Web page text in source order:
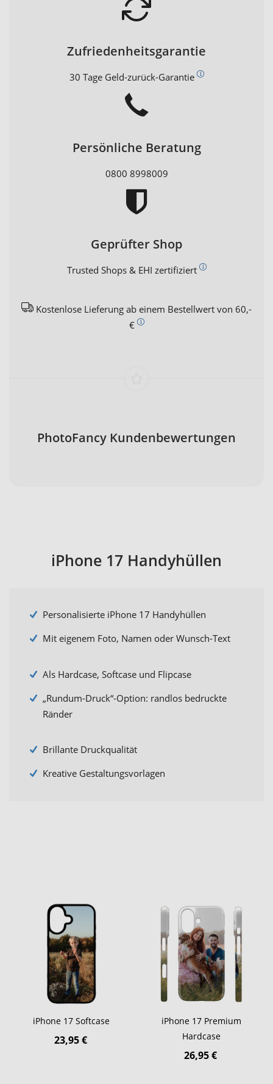
Zufriedenheitsgarantie
30 Tage Geld-zurück-Garantie
Persönliche Beratung
0800 8998009
Geprüfter Shop
Trusted Shops & EHI zertifiziert
Kostenlose Lieferung ab einem Bestellwert von 60,-
€
PhotoFancy Kundenbewertungen
iPhone 17 Handyhüllen
Personalisierte iPhone 17 Handyhüllen
Mit eigenem Foto, Namen oder Wunsch-Text
Als Hardcase, Softcase und Flipcase
„Rundum-Druck“-Option: randlos bedruckte
Ränder
Brillante Druckqualität
Kreative Gestaltungsvorlagen
iPhone 17 Softcase
23,95 €
iPhone 17 Premium
Hardcase
26,95 €